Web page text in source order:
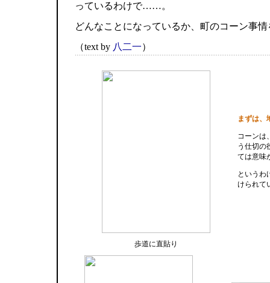
っているわけで……。
どんなことになっているか、町のコーン事
（text by 八二一）
まずは、
コーンは
う仕切の
ては意味
というわ
けられて
歩道に直貼り